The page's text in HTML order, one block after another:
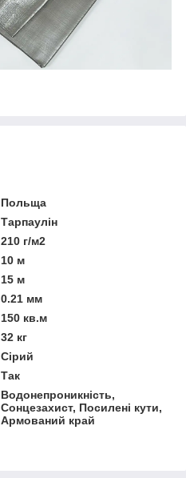
Польща
Тарпаулін
210 г/м2
10 м
15 м
0.21 мм
150 кв.м
32 кг
Сірий
Так
Водонепроникність,
Сонцезахист, Посилені кути,
Армований край